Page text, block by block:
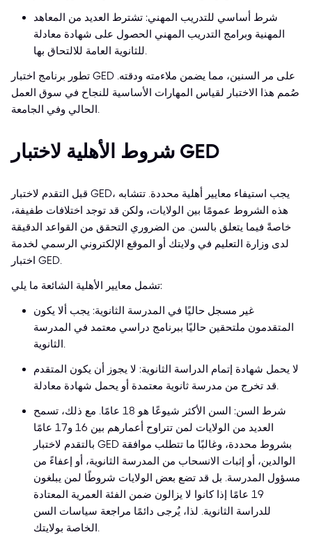
شرط أساسي للتدريب المهني: تشترط العديد من المعاهد
المهنية وبرامج التدريب المهني الحصول على شهادة معادلة
للثانوية العامة للالتحاق بها.
تطور برنامج اختبار GED على مر السنين، مما يضمن ملاءمته ودقته.
صُمم هذا الاختبار لقياس المهارات الأساسية للنجاح في سوق العمل
الحالي وفي الجامعة.
شروط الأهلية لاختبار GED
قبل التقدم لاختبار GED، يجب استيفاء معايير أهلية محددة. تتشابه
هذه الشروط عمومًا بين الولايات، ولكن قد توجد اختلافات طفيفة،
خاصةً فيما يتعلق بالسن. من الضروري التحقق من القواعد الدقيقة
لدى وزارة التعليم في ولايتك أو الموقع الإلكتروني الرسمي لخدمة
اختبار GED.
تشمل معايير الأهلية الشائعة ما يلي:
غير مسجل حاليًا في المدرسة الثانوية: يجب ألا يكون
المتقدمون ملتحقين حاليًا ببرنامج دراسي معتمد في المدرسة
الثانوية.
لا يحمل شهادة إتمام الدراسة الثانوية: لا يجوز أن يكون المتقدم
قد تخرج من مدرسة ثانوية معتمدة أو يحمل شهادة معادلة.
شرط السن: السن الأكثر شيوعًا هو 18 عامًا. مع ذلك، تسمح
العديد من الولايات لمن تتراوح أعمارهم بين 16 و17 عامًا
بالتقدم لاختبار GED بشروط محددة، وغالبًا ما تتطلب موافقة
الوالدين، أو إثبات الانسحاب من المدرسة الثانوية، أو إعفاءً من
مسؤول المدرسة. بل قد تضع بعض الولايات شروطًا لمن يبلغون
19 عامًا إذا كانوا لا يزالون ضمن الفئة العمرية المعتادة
للدراسة الثانوية. لذا، يُرجى دائمًا مراجعة سياسات السن
الخاصة بولايتك.